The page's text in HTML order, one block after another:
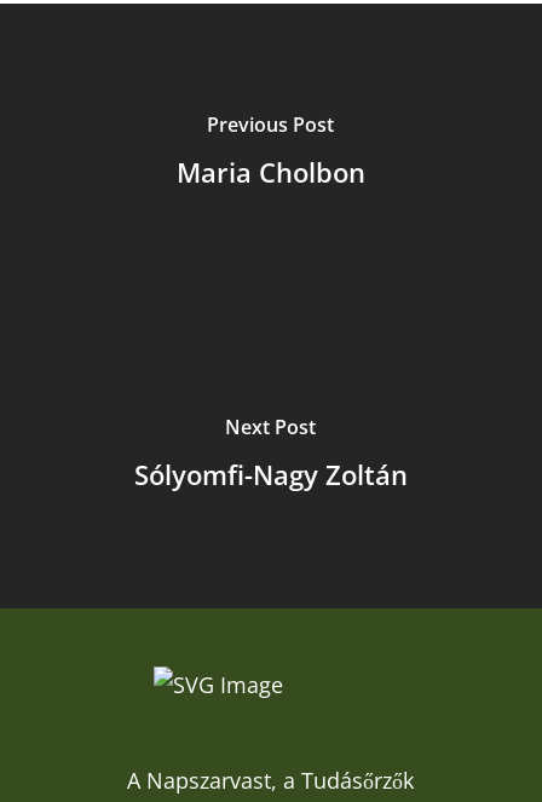
Previous Post
Maria Cholbon
Next Post
Sólyomfi-Nagy Zoltán
A Napszarvast, a Tudásőrzők